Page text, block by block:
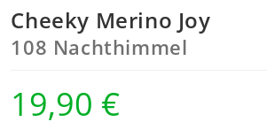
Cheeky Merino Joy
108 Nachthimmel
19,90 €